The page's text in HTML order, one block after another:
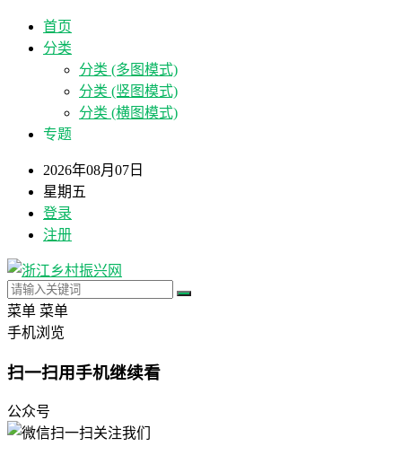
首页
分类
分类 (多图模式)
分类 (竖图模式)
分类 (横图模式)
专题
2026年08月07日
星期五
登录
注册
菜单 菜单
手机浏览
扫一扫用手机继续看
公众号